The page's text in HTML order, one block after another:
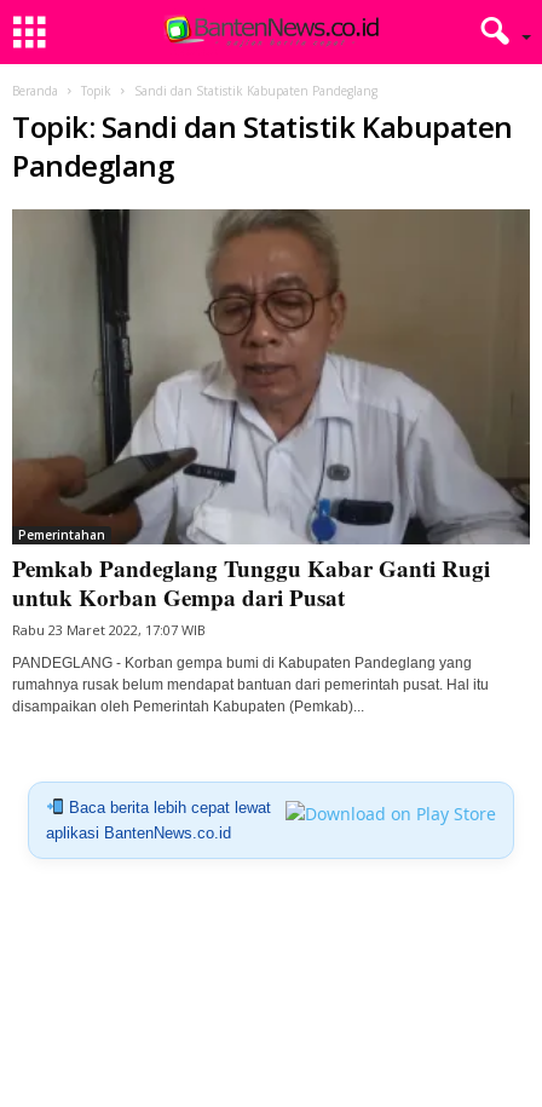
Beranda Topik Sandi dan Statistik Kabupaten Pandeglang
Topik: Sandi dan Statistik Kabupaten
Pandeglang
Pemerintahan
Pemkab Pandeglang Tunggu Kabar Ganti Rugi
untuk Korban Gempa dari Pusat
Rabu 23 Maret 2022, 17:07 WIB
PANDEGLANG - Korban gempa bumi di Kabupaten Pandeglang yang
rumahnya rusak belum mendapat bantuan dari pemerintah pusat. Hal itu
disampaikan oleh Pemerintah Kabupaten (Pemkab)...
Baca berita lebih cepat lewat
aplikasi BantenNews.co.id